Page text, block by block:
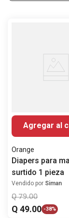
Agregar al
Orange
Diapers para
surtido 1 pieza
Vendido por Siman
Q 79.00
Q 49.00 -38%